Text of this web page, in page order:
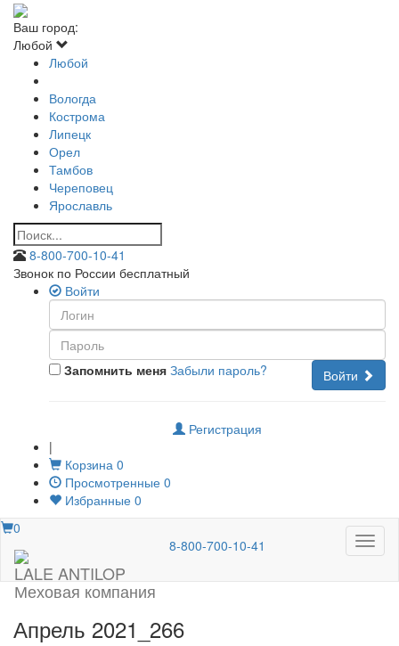
Ваш город:
Любой
Любой
Вологда
Кострома
Липецк
Орел
Тамбов
Череповец
Ярославль
8-800-700-10-41
Звонок по России бесплатный
Войти
Запомнить меня Войти
Забыли пароль?
Регистрация
|
Корзина 0
Просмотренные 0
Избранные 0
Меню
0
LALE ANTILOP
Меховая компания
8-800-700-10-41
Апрель 2021_266